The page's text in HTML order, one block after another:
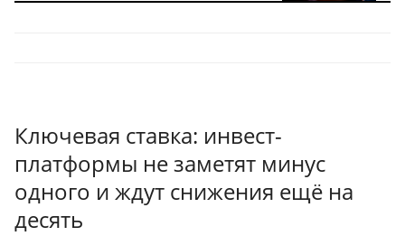
Ключевая ставка: инвест-
платформы не заметят минус
одного и ждут снижения ещё на
десять